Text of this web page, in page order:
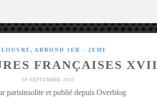
, ARROND 1ER - 2EME
FRANÇAISES XVII
10 SEPTEMBRE 2021
parisinsolite et publié depuis Overblog